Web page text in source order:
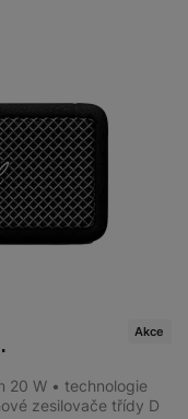
Akce
20 W • technologie
zesilovače třídy D